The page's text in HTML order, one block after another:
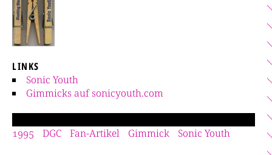
LINKS
Sonic Youth
Gimmicks auf sonicyouth.com
1995 DGC Fan-Artikel Gimmick Sonic Youth